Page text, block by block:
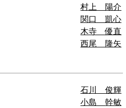
村上 陽介
関口 凱心
木寺 優直
西尾 隆矢
石川 俊輝
小島 幹敏